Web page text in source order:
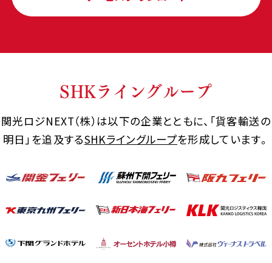
SHKライングループ
関光ロジNEXT（株）は以下の企業とともに、「貨客輸送の
明日」を追及するSHKライングループを形成しています。